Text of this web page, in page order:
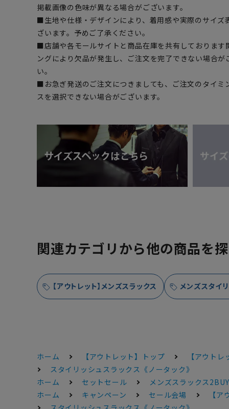
掲載画像の色味が異なる場合がございます。
■生地や仕様・デザインにより、着用感や実際のサイズ
ざいます。予めご了承ください。
■店舗や各モールサイトと商品在庫を共有しております
ングにより欠品が発生し、ご注文を完了できない場合
い。
■お急ぎ発送のご注文につきましても、ご注文のタイミ
スを選択できない場合がございます。
関連カテゴリから他の商品を
【アウトレット】メンズスラックス メンズスタイ
ホーム 【アウトレット】トップ 【アウト
スタイリッシュスラックス《ノータック》
ホーム
セットセール メンズスラックス
ホーム
キャンペーン セール会場 【